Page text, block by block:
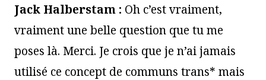
Jack Halberstam : Oh c’est vraiment,
vraiment une belle question que tu me
poses là. Merci. Je crois que je n’ai jamais
utilisé ce concept de communs trans* mais